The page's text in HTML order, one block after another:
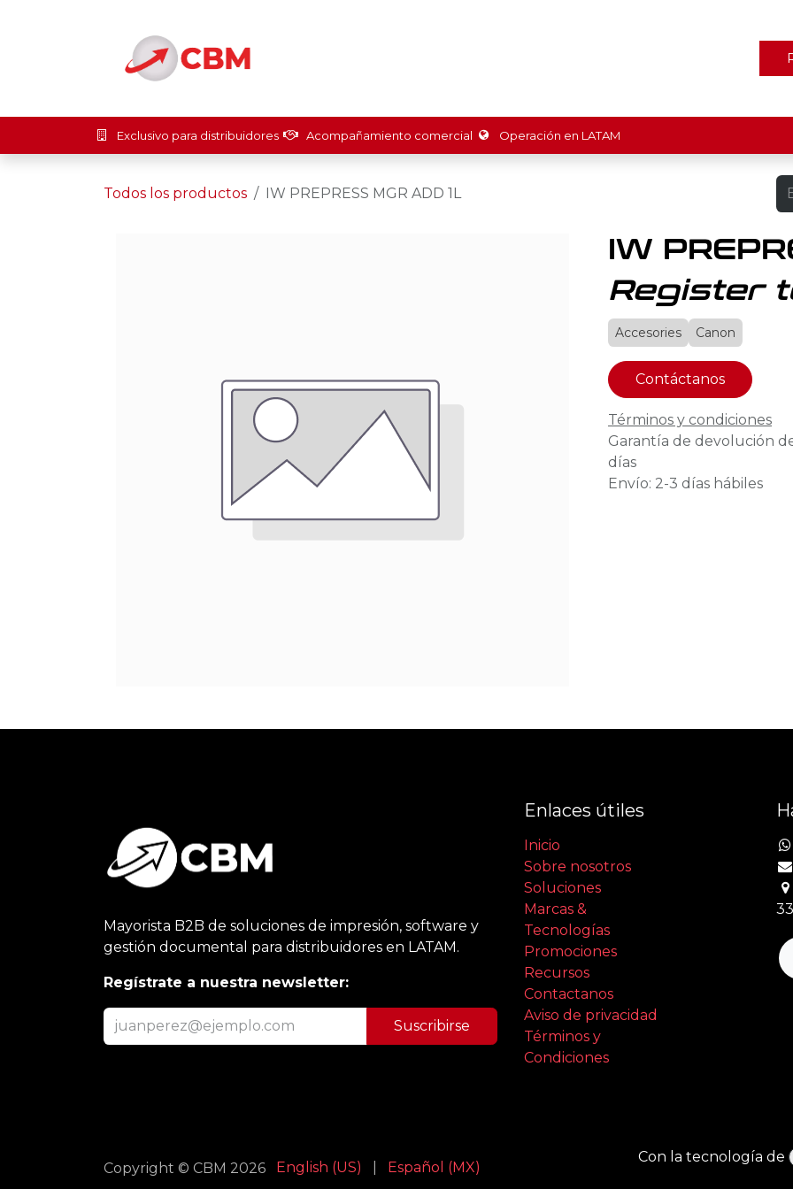
Exclusivo para distribuidores Acompañamiento comercial Operación en LATAM
Todos los productos IW PREPRESS MGR ADD 1L
IW
Register
Accesories Canon
Contáctanos
Términos y condiciones
Garantía de devolución
días
Envío: 2-3 días hábiles
Mayorista B2B de soluciones de impresión, software y
gestión documental para distribuidores en LATAM.
Regístrate a nuestra newsletter:
Suscribirse
Enlaces útiles
Inicio
Sobre nosotros
Soluciones
Marcas &
Tecnologías
Promociones
Recursos
Contactanos
Aviso de privacidad
Términos y
Condiciones
Copyright © CBM 2026 English (US) Español (MX)
Con la tecnología de